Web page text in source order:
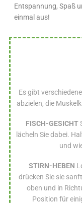
Entspannung, Spaß
einmal aus!
Es gibt
abzielen, die
FISCH-GESICHT
lächeln Sie dabei.
und
STIRN-HEBEN
drücken Sie sie
oben und in
Position für